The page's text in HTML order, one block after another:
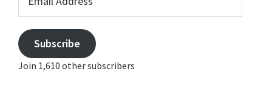
Address
Subscribe
Join 1,610 other subscribers